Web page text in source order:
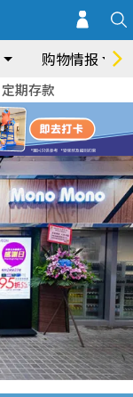
购物情报
定期存款